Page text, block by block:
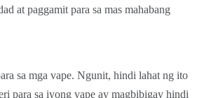
at paggamit para sa mas mahabang
sa mga vape. Ngunit, hindi lahat ng ito
para sa iyong vape ay magbibigay hindi